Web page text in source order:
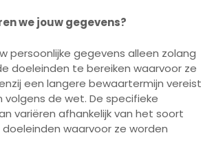
we jouw gegevens?
persoonlijke gegevens alleen zolang
doeleinden te bereiken waarvoor ze
een langere bewaartermijn vereist
de wet. De specifieke
variëren afhankelijk van het soort
waarvoor ze worden